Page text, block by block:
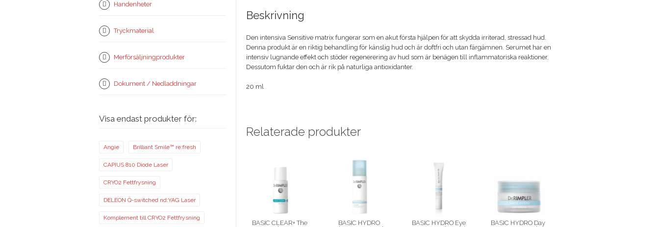
Beskrivning
Den intensiva Sensitive matrix fungerar som en akut första hjälpen för att skydda irriterad, stressad hud.
Denna produkt är en riktig behandling för känslig hud och är doftfri och utan färgämnen. Serumet har en
intensiv lugnande effekt och stöder regenerering av hud som är benägen till inflammatoriska reaktioner.
Dessutom fuktar den och är rik på naturliga antioxidanter.
20 ml
Relaterade produkter
BASIC CLEAR+ The
BASIC HYDRO
BASIC HYDRO Eye
BASIC HYDRO Day
Handenheter
Tryckmaterial
Merförsäljningprodukter
Dokument / Nedladdningar
Visa endast produkter för:
Angie Brilliant Smile™ re:fresh
CAPIUS 810 Diode Laser
CRYO2 Fettfrysning
DELEON Q-switched nd:YAG Laser
Komplement till CRYO2 Fettfrysning